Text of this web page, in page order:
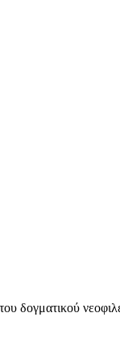
δογματικού